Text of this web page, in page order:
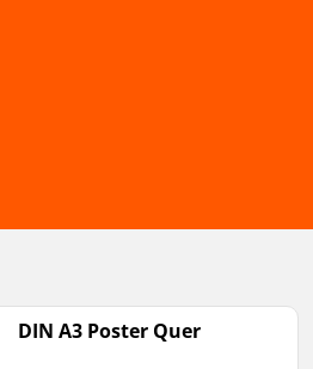
DIN A3 Poster Quer